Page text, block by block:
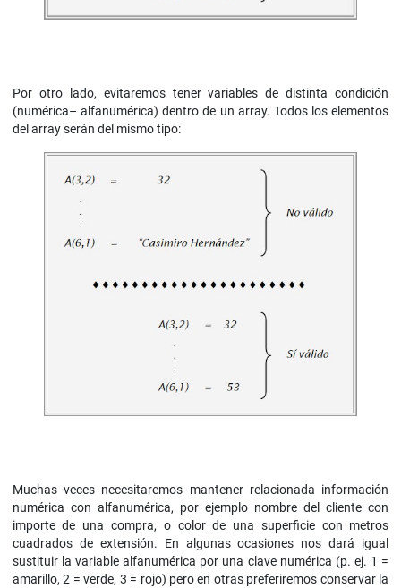
Por otro lado, evitaremos tener variables de distinta condición
(numérica– alfanumérica) dentro de un array. Todos los elementos
del array serán del mismo tipo:
Muchas veces necesitaremos mantener relacionada información
numérica con alfanumérica, por ejemplo nombre del cliente con
importe de una compra, o color de una superficie con metros
cuadrados de extensión. En algunas ocasiones nos dará igual
sustituir la variable alfanumérica por una clave numérica (p. ej. 1 =
amarillo, 2 = verde, 3 = rojo) pero en otras preferiremos conservar la